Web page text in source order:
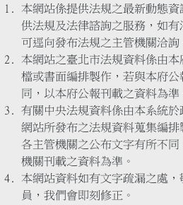
本網站係提供法規之最新動態
供法規及法律諮詢之服務，如
可逕向發布法規之主管機關洽詢
本網站之臺北市法規資料係由
檔或書面編排製作，若與本府
同，以本府公報刊載之資料為準
有關中央法規資料係由本系統
網站所發布之法規資料蒐集編
各主管機關之公布文字有所不
機關刊載之資料為準。
本網站資料如有文字疏漏之處，
員，我們會即刻修正。